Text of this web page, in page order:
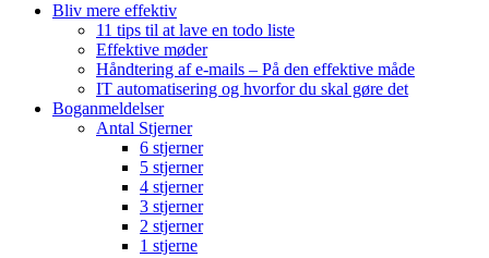
Bliv mere effektiv
11 tips til at lave en todo liste
Effektive møder
Håndtering af e-mails – På den effektive måde
IT automatisering og hvorfor du skal gøre det
Boganmeldelser
Antal Stjerner
6 stjerner
5 stjerner
4 stjerner
3 stjerner
2 stjerner
1 stjerne